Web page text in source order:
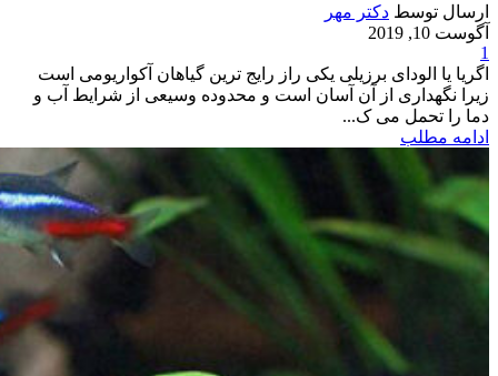
ارسال توسط دکتر مهر
آگوست 10, 2019
1
اگریا یا الودای برزیلی یکی راز رایج ترین گیاهان آکواریومی است
زیرا نگهداری از آن آسان است و محدوده وسیعی از شرایط آب و
دما را تحمل می ک...
ادامه مطلب